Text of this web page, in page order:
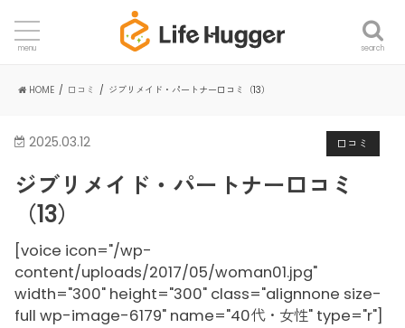
search
menu
HOME 口コミ ジブリメイド・パートナー口コミ（13）
口コミ
2025.03.12
ジブリメイド・パートナー口コミ
（13）
[voice icon="/wp-
content/uploads/2017/05/woman01.jpg"
width="300" height="300" class="alignnone size-
full wp-image-6179" name="40代・女性" type="r"]